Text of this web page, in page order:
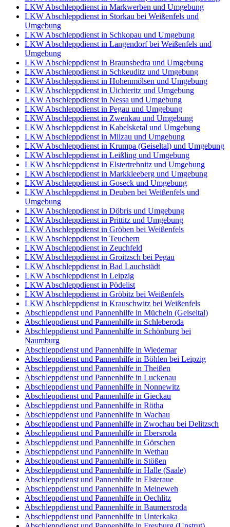
LKW Abschleppdienst in Markwerben und Umgebung
LKW Abschleppdienst in Storkau bei Weißenfels und
Umgebung
LKW Abschleppdienst in Schkopau und Umgebung
LKW Abschleppdienst in Langendorf bei Weißenfels und
Umgebung
LKW Abschleppdienst in Braunsbedra und Umgebung
LKW Abschleppdienst in Schkeuditz und Umgebung
LKW Abschleppdienst in Hohenmölsen und Umgebung
LKW Abschleppdienst in Uichteritz und Umgebung
LKW Abschleppdienst in Nessa und Umgebung
LKW Abschleppdienst in Pegau und Umgebung
LKW Abschleppdienst in Zwenkau und Umgebung
LKW Abschleppdienst in Kabelsketal und Umgebung
LKW Abschleppdienst in Milzau und Umgebung
LKW Abschleppdienst in Krumpa (Geiseltal) und Umgebung
LKW Abschleppdienst in Leißling und Umgebung
LKW Abschleppdienst in Elstertrebnitz und Umgebung
LKW Abschleppdienst in Markkleeberg und Umgebung
LKW Abschleppdienst in Goseck und Umgebung
LKW Abschleppdienst in Deuben bei Weißenfels und
Umgebung
LKW Abschleppdienst in Döbris und Umgebung
LKW Abschleppdienst in Prittitz und Umgebung
LKW Abschleppdienst in Gröben bei Weißenfels
LKW Abschleppdienst in Teuchern
LKW Abschleppdienst in Zeuchfeld
LKW Abschleppdienst in Groitzsch bei Pegau
LKW Abschleppdienst in Bad Lauchstädt
LKW Abschleppdienst in Leipzig
LKW Abschleppdienst in Pödelist
LKW Abschleppdienst in Gröbitz bei Weißenfels
LKW Abschleppdienst in Krauschwitz bei Weißenfels
Abschleppdienst und Pannenhilfe in Mücheln (Geiseltal)
Abschleppdienst und Pannenhilfe in Schleberoda
Abschleppdienst und Pannenhilfe in Schönburg bei
Naumburg
Abschleppdienst und Pannenhilfe in Wiedemar
Abschleppdienst und Pannenhilfe in Böhlen bei Leipzig
Abschleppdienst und Pannenhilfe in Theißen
Abschleppdienst und Pannenhilfe in Luckenau
Abschleppdienst und Pannenhilfe in Nonnewitz
Abschleppdienst und Pannenhilfe in Gieckau
Abschleppdienst und Pannenhilfe in Rötha
Abschleppdienst und Pannenhilfe in Wachau
Abschleppdienst und Pannenhilfe in Zwochau bei Delitzsch
Abschleppdienst und Pannenhilfe in Ebersroda
Abschleppdienst und Pannenhilfe in Görschen
Abschleppdienst und Pannenhilfe in Wethau
Abschleppdienst und Pannenhilfe in Stößen
Abschleppdienst und Pannenhilfe in Halle (Saale)
Abschleppdienst und Pannenhilfe in Elsteraue
Abschleppdienst und Pannenhilfe in Meineweh
Abschleppdienst und Pannenhilfe in Oechlitz
Abschleppdienst und Pannenhilfe in Baumersroda
Abschleppdienst und Pannenhilfe in Unterkaka